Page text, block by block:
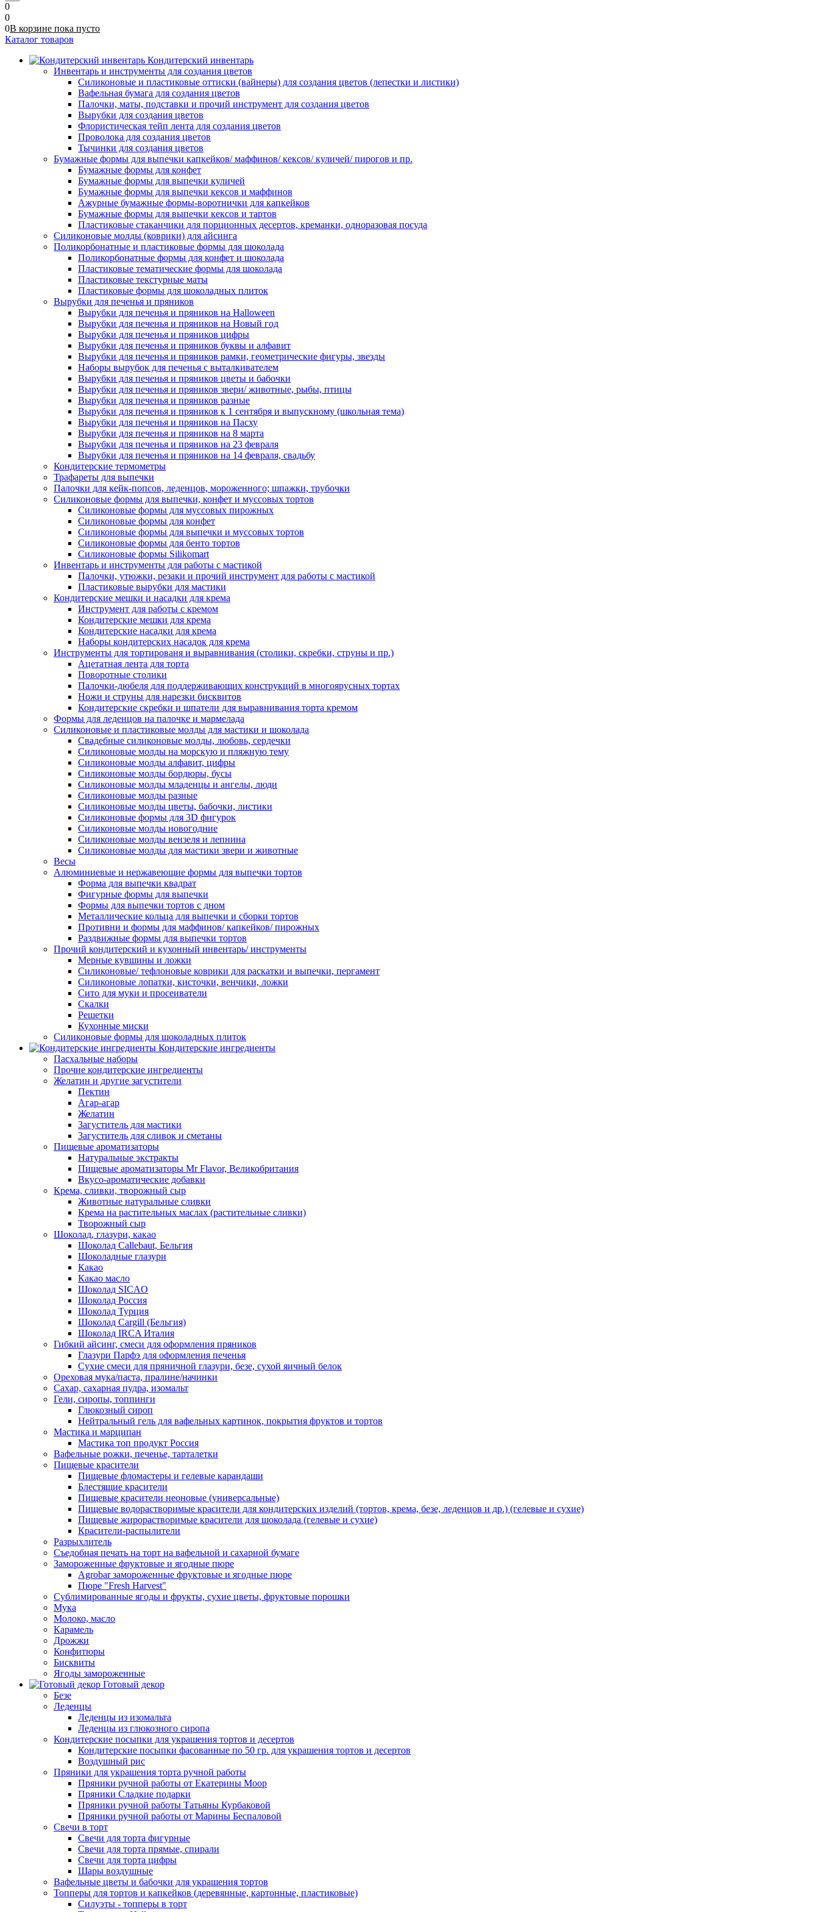
0
0
0В корзине пока пусто
Каталог товаров
Кондитерский инвентарь
Инвентарь и инструменты для создания цветов
Силиконовые и пластиковые оттиски (вайнеры) для создания цветов (лепестки и листики)
Вафельная бумага для создания цветов
Палочки, маты, подставки и прочий инструмент для создания цветов
Вырубки для создания цветов
Флористическая тейп лента для создания цветов
Проволока для создания цветов
Тычинки для создания цветов
Бумажные формы для выпечки капкейков/ маффинов/ кексов/ куличей/ пирогов и пр.
Бумажные формы для конфет
Бумажные формы для выпечки куличей
Бумажные формы для выпечки кексов и маффинов
Ажурные бумажные формы-воротнички для капкейков
Бумажные формы для выпечки кексов и тартов
Пластиковые стаканчики для порционных десертов, креманки, одноразовая посуда
Силиконовые молды (коврики) для айсинга
Поликорбонатные и пластиковые формы для шоколада
Поликорбонатные формы для конфет и шоколада
Пластиковые тематические формы для шоколада
Пластиковые текстурные маты
Пластиковые формы для шоколадных плиток
Вырубки для печенья и пряников
Вырубки для печенья и пряников на Halloween
Вырубки для печенья и пряников на Новый год
Вырубки для печенья и пряников цифры
Вырубки для печенья и пряников буквы и алфавит
Вырубки для печенья и пряников рамки, геометрические фигуры, звезды
Наборы вырубок для печенья с выталкивателем
Вырубки для печенья и пряников цветы и бабочки
Вырубки для печенья и пряников звери/ животные, рыбы, птицы
Вырубки для печенья и пряников разные
Вырубки для печенья и пряников к 1 сентября и выпускному (школьная тема)
Вырубки для печенья и пряников на Пасху
Вырубки для печенья и пряников на 8 марта
Вырубки для печенья и пряников на 23 февраля
Вырубки для печенья и пряников на 14 февраля, свадьбу
Кондитерские термометры
Трафареты для выпечки
Палочки для кейк-попсов, леденцов, мороженного; шпажки, трубочки
Силиконовые формы для выпечки, конфет и муссовых тортов
Силиконовые формы для муссовых пирожных
Силиконовые формы для конфет
Силиконовые формы для выпечки и муссовых тортов
Силиконовые формы для бенто тортов
Силиконовые формы Silikomart
Инвентарь и инструменты для работы с мастикой
Палочки, утюжки, резаки и прочий инструмент для работы с мастикой
Пластиковые вырубки для мастики
Кондитерские мешки и насадки для крема
Инструмент для работы с кремом
Кондитерские мешки для крема
Кондитерские насадки для крема
Наборы кондитерских насадок для крема
Инструменты для тортированя и выравнивания (столики, скребки, струны и пр.)
Ацетатная лента для торта
Поворотные столики
Палочки-дюбеля для поддерживающих конструкций в многоярусных тортах
Ножи и струны для нарезки бисквитов
Кондитерские скребки и шпатели для выравнивания торта кремом
Формы для леденцов на палочке и мармелада
Силиконовые и пластиковые молды для мастики и шоколада
Свадебные силиконовые молды, любовь, сердечки
Силиконовые молды на морскую и пляжную тему
Силиконовые молды алфавит, цифры
Силиконовые молды бордюры, бусы
Силиконовые молды младенцы и ангелы, люди
Силиконовые молды разные
Силиконовые молды цветы, бабочки, листики
Силиконовые формы для 3D фигурок
Силиконовые молды новогодние
Силиконовые молды вензеля и лепнина
Силиконовые молды для мастики звери и животные
Весы
Алюминиевые и нержавеющие формы для выпечки тортов
Форма для выпечки квадрат
Фигурные формы для выпечки
Формы для выпечки тортов с дном
Металлические кольца для выпечки и сборки тортов
Противни и формы для маффинов/ капкейков/ пирожных
Раздвижные формы для выпечки тортов
Прочий кондитерский и кухонный инвентарь/ инструменты
Мерные кувшины и ложки
Силиконовые/ тефлоновые коврики для раскатки и выпечки, пергамент
Силиконовые лопатки, кисточки, венчики, ложки
Сито для муки и просеиватели
Скалки
Решетки
Кухонные миски
Силиконовые формы для шоколадных плиток
Кондитерские ингредиенты
Пасхальные наборы
Прочие кондитерские ингредиенты
Желатин и другие загустители
Пектин
Агар-агар
Желатин
Загуститель для мастики
Загуститель для сливок и сметаны
Пищевые ароматизаторы
Натуральные экстракты
Пищевые ароматизаторы Mr Flavor, Великобритания
Вкусо-ароматические добавки
Крема, сливки, творожный сыр
Животные натуральные сливки
Крема на растительных маслах (растительные сливки)
Творожный сыр
Шоколад, глазури, какао
Шоколад Callebaut, Бельгия
Шоколадные глазури
Какао
Какао масло
Шоколад SICAO
Шоколад Россия
Шоколад Турция
Шоколад Cargill (Бельгия)
Шоколад IRCA Италия
Гибкий айсинг, смеси для оформления пряников
Глазури Парфэ для оформления печенья
Сухие смеси для пряничной глазури, безе, сухой яичный белок
Ореховая мука/паста, пралине/начинки
Сахар, сахарная пудра, изомальт
Гели, сиропы, топпинги
Глюкозный сироп
Нейтральный гель для вафельных картинок, покрытия фруктов и тортов
Мастика и марципан
Мастика топ продукт Россия
Вафельные рожки, печенье, тарталетки
Пищевые красители
Пищевые фломастеры и гелевые карандаши
Блестящие красители
Пищевые красители неоновые (универсальные)
Пищевые водорастворимые красители для кондитерских изделий (тортов, крема, безе, леденцов и др.) (гелевые и сухие)
Пищевые жирорастворимые красители для шоколада (гелевые и сухие)
Красители-распылители
Разрыхлитель
Съедобная печать на торт на вафельной и сахарной бумаге
Замороженные фруктовые и ягодные пюре
Agrobar замороженные фруктовые и ягодные пюре
Пюре "Fresh Harvest"
Сублимированные ягоды и фрукты, сухие цветы, фруктовые порошки
Мука
Молоко, масло
Карамель
Дрожжи
Конфитюры
Бисквиты
Ягоды замороженные
Готовый декор
Безе
Леденцы
Леденцы из изомальта
Леденцы из глюкозного сиропа
Кондитерские посыпки для украшения тортов и десертов
Кондитерские посыпки фасованные по 50 гр. для украшения тортов и десертов
Воздушный рис
Пряники для украшения торта ручной работы
Пряники ручной работы от Екатерины Моор
Пряники Сладкие подарки
Пряники ручной работы Татьяны Курбаковой
Пряники ручной работы от Марины Беспаловой
Свечи в торт
Свечи для торта фигурные
Свечи для торта прямые, спирали
Свечи для торта цифры
Шары воздушные
Вафельные цветы и бабочки для украшения тортов
Топперы для тортов и капкейков (деревянные, картонные, пластиковые)
Силуэты - топперы в торт